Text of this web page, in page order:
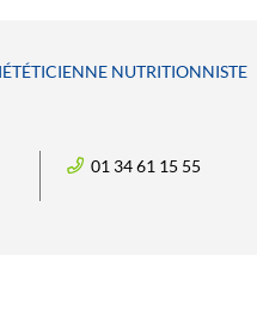
NUTRITIONNISTE
01 34 61 15 55